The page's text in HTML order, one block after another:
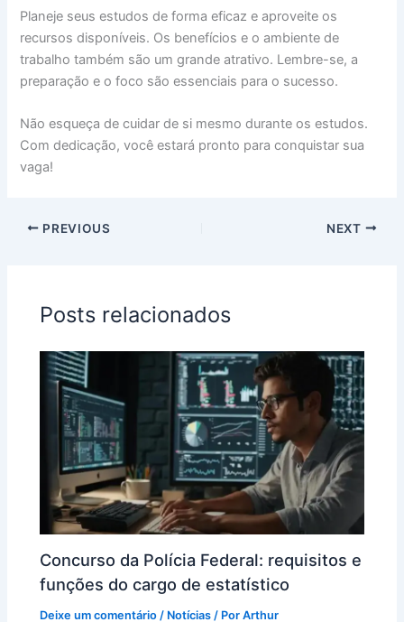
Planeje seus estudos de forma eficaz e aproveite os
recursos disponíveis. Os benefícios e o ambiente de
trabalho também são um grande atrativo. Lembre-se, a
preparação e o foco são essenciais para o sucesso.
Não esqueça de cuidar de si mesmo durante os estudos.
Com dedicação, você estará pronto para conquistar sua
vaga!
PREVIOUS NEXT
Posts relacionados
Concurso da Polícia Federal: requisitos e
funções do cargo de estatístico
Deixe um comentário / Notícias / PorArthur